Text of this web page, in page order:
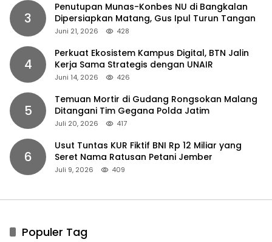
3
Penutupan Munas-Konbes NU di Bangkalan
Dipersiapkan Matang, Gus Ipul Turun Tangan
Juni 21, 2026 428
4
Perkuat Ekosistem Kampus Digital, BTN Jalin
Kerja Sama Strategis dengan UNAIR
Juni 14, 2026 426
5
Temuan Mortir di Gudang Rongsokan Malang
Ditangani Tim Gegana Polda Jatim
Juli 20, 2026 417
6
Usut Tuntas KUR Fiktif BNI Rp 12 Miliar yang
Seret Nama Ratusan Petani Jember
Juli 9, 2026 409
Populer Tag